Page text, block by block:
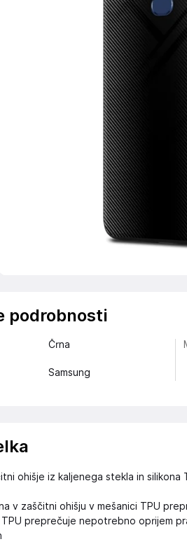
podrobnosti
Črna
Samsung
ohišje iz kaljenega stekla in silikona
v zaščitni ohišju v mešanici TPU
preprečuje nepotrebno oprijem